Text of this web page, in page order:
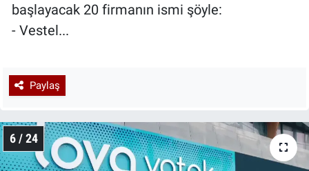
başlayacak 20 firmanın ismi şöyle:
- Vestel...
Paylaş
6 / 24